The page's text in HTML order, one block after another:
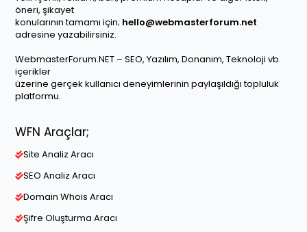
öneri, şikayet
konularının tamamı için; hello@webmasterforum.net
adresine yazabilirsiniz.
WebmasterForum.NET – SEO, Yazılım, Donanım, Teknoloji vb.
içerikler
üzerine gerçek kullanıcı deneyimlerinin paylaşıldığı topluluk
platformu.
WFN Araçlar;
Site Analiz Aracı
SEO Analiz Aracı
Domain Whois Aracı
Şifre Oluşturma Aracı